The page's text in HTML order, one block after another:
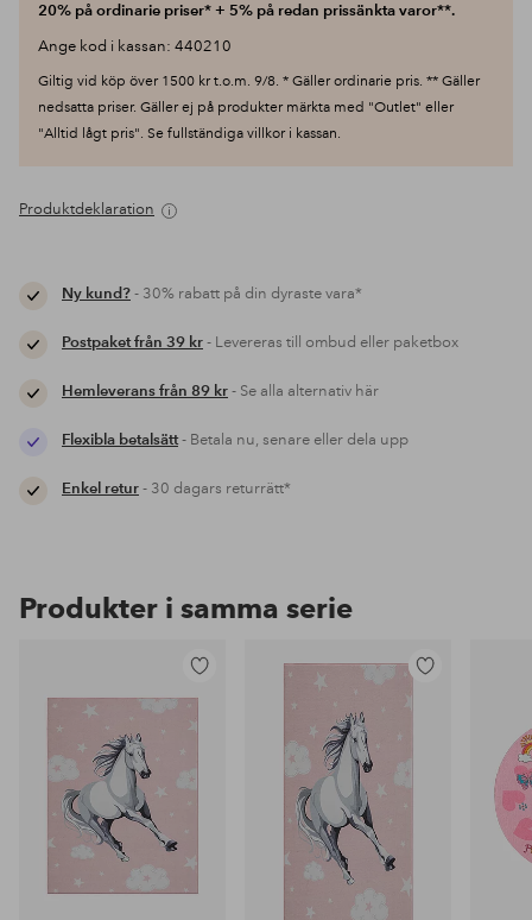
20% på ordinarie priser* + 5% på redan prissänkta varor**.
Ange kod i kassan: 440210
Giltig vid köp över 1500 kr t.o.m. 9/8. * Gäller ordinarie pris. ** Gäller
nedsatta priser. Gäller ej på produkter märkta med "Outlet" eller
"Alltid lågt pris". Se fullständiga villkor i kassan.
Produktdeklaration
Ny kund?- 30% rabatt på din dyraste vara*
Postpaket från 39 kr- Levereras till ombud eller paketbox
Hemleverans från 89 kr- Se alla alternativ här
Flexibla betalsätt- Betala nu, senare eller dela upp
Enkel retur- 30 dagars returrätt*
Produkter i samma serie